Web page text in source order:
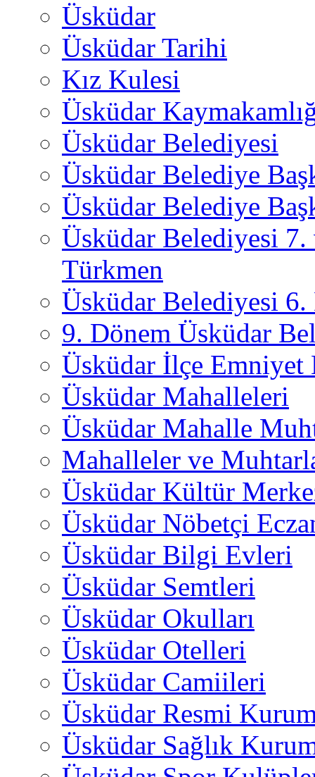
Üsküdar
Üsküdar Tarihi
Kız Kulesi
Üsküdar
Üsküdar Belediyesi
Üsküdar Belediye
Üsküdar Belediye
Üsküdar Belediyesi
Türkmen
Üsküdar Belediyesi 6.
9. Dönem Üsküdar
Üsküdar İlçe
Üsküdar Mahalleleri
Üsküdar Mahalle
Mahalleler ve
Üsküdar Kültür
Üsküdar Nöbetçi
Üsküdar Bilgi Evleri
Üsküdar Semtleri
Üsküdar Okulları
Üsküdar Otelleri
Üsküdar Camiileri
Üsküdar Resmi
Üsküdar Sağlık